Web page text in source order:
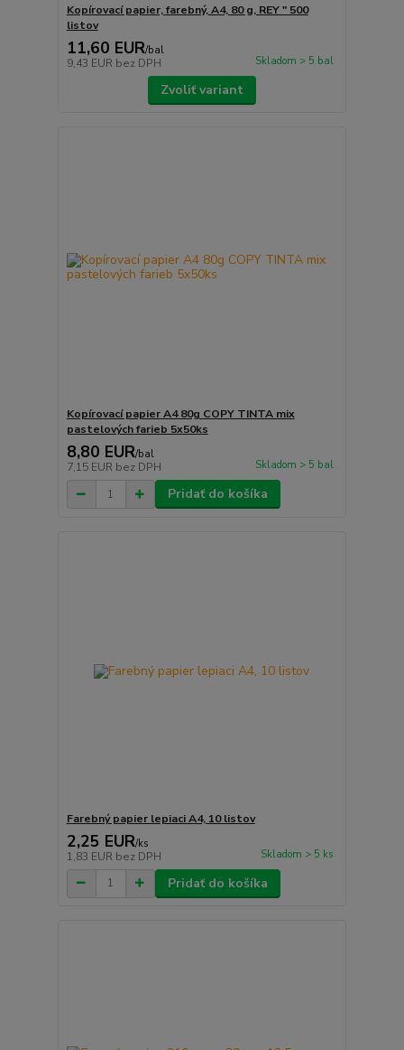
Kopírovací papier, farebný, A4, 80 g, REY " 500
listov
11,60 EUR/bal
9,43 EUR bez DPH Skladom > 5 bal
Zvoliť variant
Kopírovací papier A4 80g COPY TINTA mix
pastelových farieb 5x50ks
8,80 EUR/bal
7,15 EUR bez DPH Skladom > 5 bal
Pridať do košíka
Farebný papier lepiaci A4, 10 listov
2,25 EUR/ks
1,83 EUR bez DPH Skladom > 5 ks
Pridať do košíka